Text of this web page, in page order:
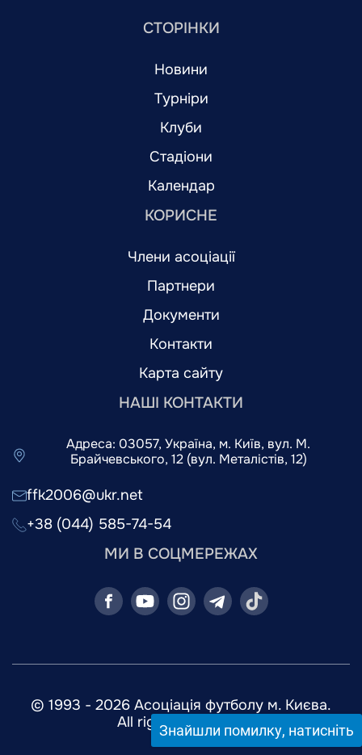
СТОРІНКИ
Новини
Турніри
Клуби
Стадіони
Календар
КОРИСНЕ
Члени асоціації
Партнери
Документи
Контакти
Карта сайту
НАШІ КОНТАКТИ
Адреса: 03057, Україна, м. Київ, вул. М.
Брайчевського, 12 (вул. Металістів, 12)
ffk2006@ukr.net
+38 (044) 585-74-54
МИ В СОЦМЕРЕЖАХ
© 1993 - 2026 Асоціація футболу м. Києва.
All rights reserved.
Знайшли помилку, натисніть